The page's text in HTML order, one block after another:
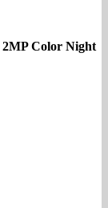
2MP Color Night